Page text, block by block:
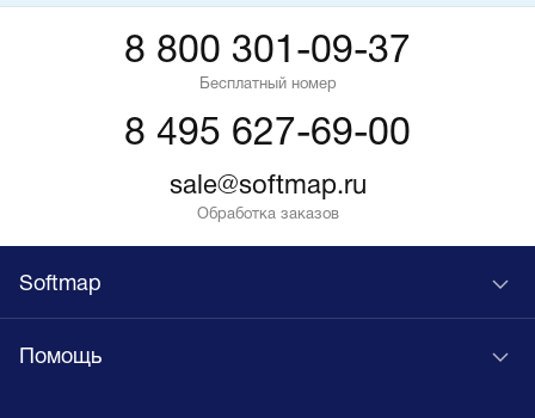
8 800 301-09-37
Бесплатный номер
8 495 627-69-00
sale@softmap.ru
Обработка заказов
Softmap
Помощь